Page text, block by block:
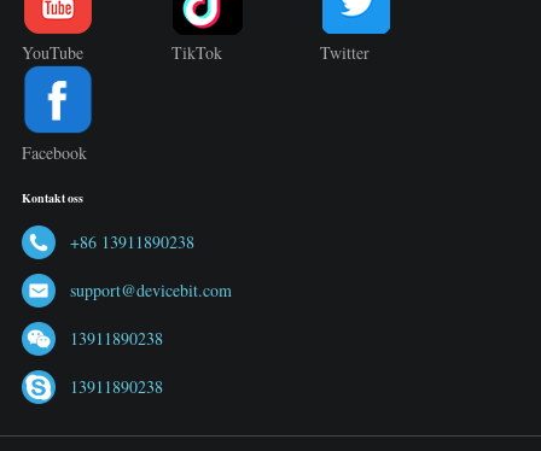
YouTube TikTok Twitter
Facebook
Kontakt oss
+86 13911890238
support@devicebit.com
13911890238
13911890238